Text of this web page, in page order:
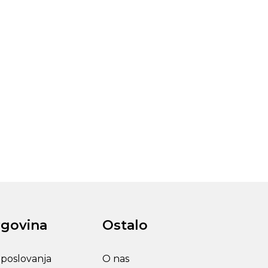
Ostalo
O nas